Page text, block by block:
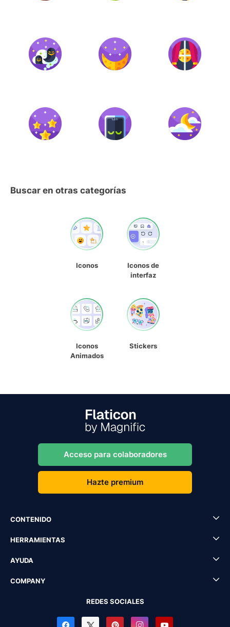
Buscar en otras categorías
Iconos
Iconos de
interfaz
Iconos
Animados
Stickers
Acceso para colaboradores
Hazte premium
CONTENIDO
HERRAMIENTAS
AYUDA
COMPANY
REDES SOCIALES